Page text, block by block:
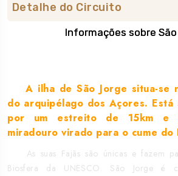
Detalhe do Circuito
Informações sobre
A ilha de São Jorge situa-se
do arquipélago dos Açores. Está
por um estreito de 15km e
miradouro virado para o cume do
As suas Fajãs são únicas e fazem
Biosfera da UNESCO. São Jorge é